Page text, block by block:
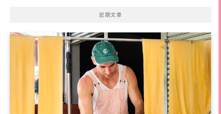
近期文章